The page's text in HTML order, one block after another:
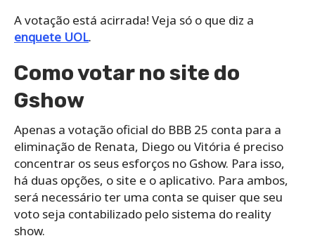
A votação está acirrada! Veja só o que diz a
enquete UOL.
Como votar no site do
Gshow
Apenas a votação oficial do BBB 25 conta para a
eliminação de Renata, Diego ou Vitória é preciso
concentrar os seus esforços no Gshow. Para isso,
há duas opções, o site e o aplicativo. Para ambos,
será necessário ter uma conta se quiser que seu
voto seja contabilizado pelo sistema do reality
show.